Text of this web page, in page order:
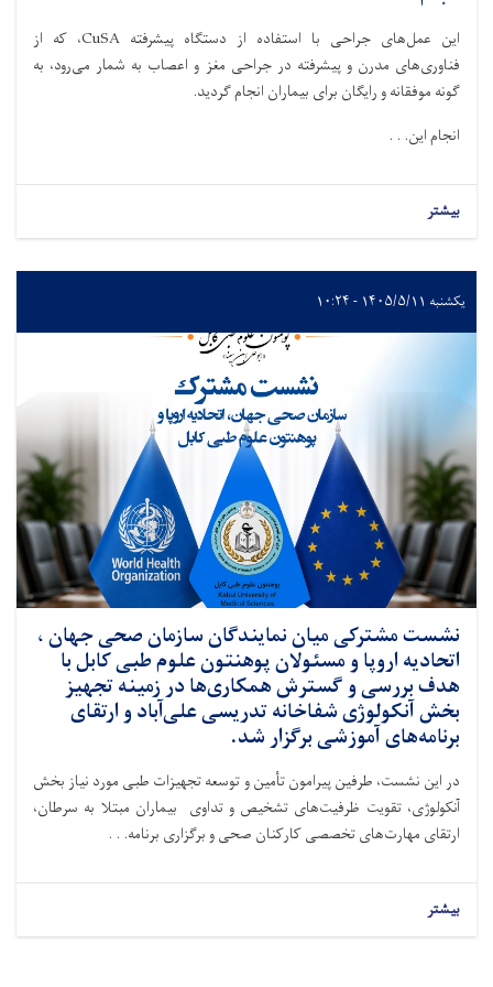
این عمل‌های جراحی با استفاده از دستگاه پیشرفته CuSA، که از
فناوری‌های مدرن و پیشرفته در جراحی مغز و اعصاب به شمار می‌رود، به
گونه موفقانه و رایگان برای بیماران انجام گردید.
انجام این. . .
بیشتر
یکشنبه ۱۴۰۵/۵/۱۱ - ۱۰:۲۴
نشست مشترکی میان نمایندگان سازمان صحی جهان ،
اتحادیه اروپا و مسئولان پوهنتون علوم طبی کابل با
هدف بررسی و گسترش همکاری‌ها در زمینه تجهیز
بخش آنکولوژی شفاخانه تدریسی علی‌آباد و ارتقای
برنامه‌های آموزشی برگزار شد.
در این نشست، طرفین پیرامون تأمین و توسعه تجهیزات طبی مورد نیاز بخش
آنکولوژی، تقویت ظرفیت‌های تشخیص و تداوی بیماران مبتلا به سرطان،
ارتقای مهارت‌های تخصصی کارکنان صحی و برگزاری برنامه. . .
بیشتر